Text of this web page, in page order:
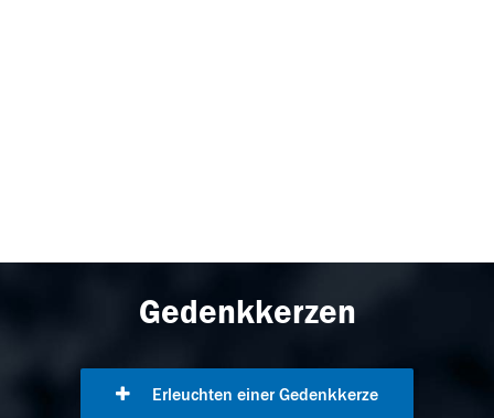
Gedenkkerzen
Erleuchten einer Gedenkkerze